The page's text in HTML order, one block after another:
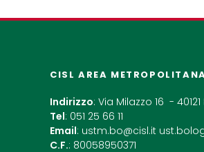
CISL AREA
Indirizzo: Via Milazzo 16 - 40121
Tel: 051 25 66 11
Email: ustm.bo@cisl.it
C.F.: 80058950371